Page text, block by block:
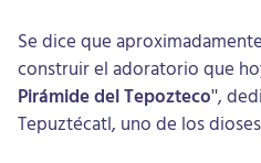
Se dice que
construir el adoratorio que
Pirámide del Tepozteco",
Tepuztécatl, uno de los